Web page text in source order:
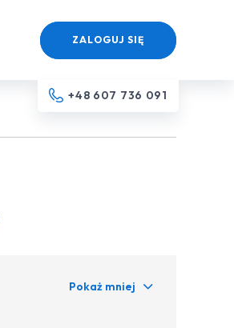
+48 607 736 091
ZALOGUJ SIĘ
Pokaż mniej